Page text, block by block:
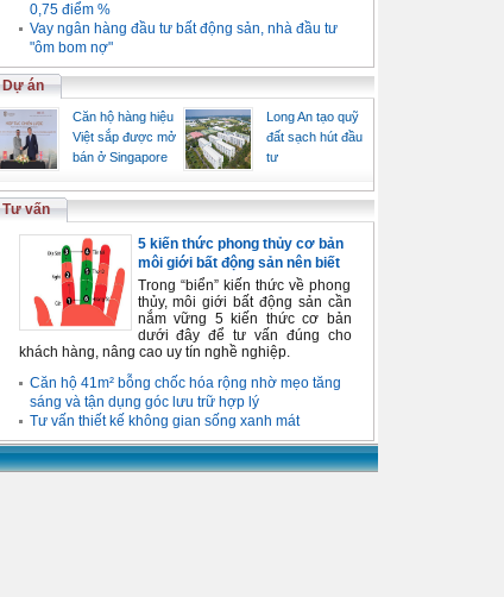
0,75 điểm %
Vay ngân hàng đầu tư bất động sản, nhà đầu tư
"ôm bom nợ"
Dự án
Căn hộ hàng hiệu
Việt sắp được mở
bán ở Singapore
Long An tạo quỹ
đất sạch hút đầu
tư
Tư vấn
5 kiến thức phong thủy cơ bản
môi giới bất động sản nên biết
Trong “biển” kiến thức về phong
thủy, môi giới bất động sản cần
nắm vững 5 kiến thức cơ bản
dưới đây để tư vấn đúng cho
khách hàng, nâng cao uy tín nghề nghiệp.
Căn hộ 41m² bỗng chốc hóa rộng nhờ mẹo tăng
sáng và tận dụng góc lưu trữ hợp lý
Tư vấn thiết kế không gian sống xanh mát